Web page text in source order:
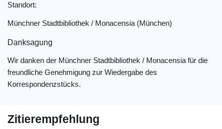
Standort:
Münchner Stadtbibliothek / Monacensia (München)
Danksagung
Wir danken der Münchner Stadtbibliothek / Monacensia für die
freundliche Genehmigung zur Wiedergabe des
Korrespondenzstücks.
Zitierempfehlung